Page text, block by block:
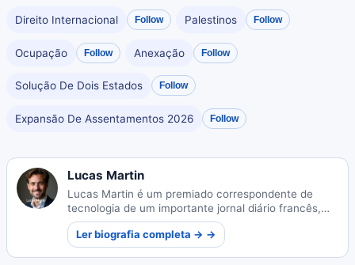
Direito Internacional Follow Palestinos Follow
Ocupação Follow Anexação Follow
Solução De Dois Estados Follow
Expansão De Assentamentos 2026 Follow
Lucas Martin
Lucas Martin é um premiado correspondente de
tecnologia de um importante jornal diário francês,
conhecido por tornar temas complexos de
tecnologia acessíveis ao público em geral.
Ler biografia completa → →